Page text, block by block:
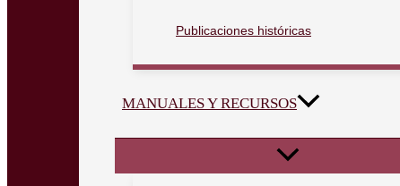
Publicaciones históricas
MANUALES Y RECURSOS